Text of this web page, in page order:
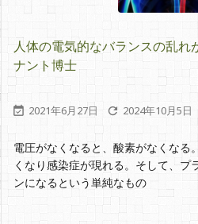
人体の電気的なバランスの乱れ
ナント博士
 2021年6月27日  2024年10月5日
電圧がなくなると、酸素がなくなる
くなり感染症が現れる。そして、プ
ンになるという単純なもの